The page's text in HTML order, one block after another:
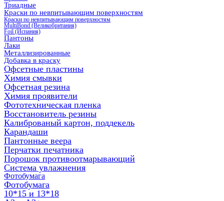
Триадные
Краски по невпитывающим поверхностям
Краски по невпитывающим поверхностям
MultiBond (Великобритания)
Foil (Испания)
Пантоны
Лаки
Металлизированные
Добавка в краску
Офсетные пластины
Химия смывки
Офсетная резина
Химия проявители
Фототехническая пленка
Восстановитель резины
Калиброваный картон, поддекель
Карандаши
Пантонные веера
Перчатки печатника
Порошок противоотмарывающий
Система увлажнения
Фотобумага
Фотобумага
10*15 и 13*18